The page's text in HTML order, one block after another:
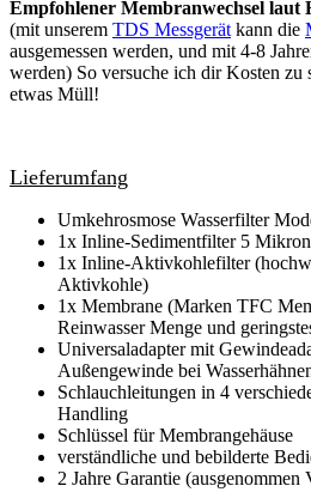
Empfohlener Membranwechsel laut
(mit unserem TDS Messgerät kann die
ausgemessen werden, und mit 4-8
werden) So versuche ich dir Kosten zu
etwas Müll!
Lieferumfang
Umkehrosmose Wasserfilter
1x Inline-Sedimentfilter 5 Mikron
1x Inline-Aktivkohlefilter
Aktivkohle)
1x Membrane (Marken TFC
Reinwasser Menge und
Universaladapter mit
Außengewinde bei
Schlauchleitungen in 4
Handling
Schlüssel für Membrangehäuse
verständliche und bebilderte
2 Jahre Garantie (ausgenommen